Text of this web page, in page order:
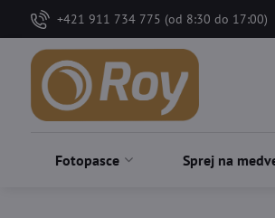
+421 911 734 775 (od 8:30 do 17:00)
Fotopasce Sprej na